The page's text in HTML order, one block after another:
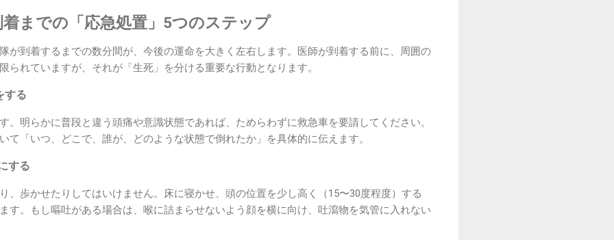
までの「応急処置」5つのステップ
が到着するまでの数分間が、今後の運命を大きく左右します。医師が到着する前に、周囲の
られていますが、それが「生死」を分ける重要な行動となります。
する
。明らかに普段と違う頭痛や意識状態であれば、ためらわずに救急車を要請してください。
て「いつ、どこで、誰が、どのような状態で倒れたか」を具体的に伝えます。
する
、歩かせたりしてはいけません。床に寝かせ、頭の位置を少し高く（15〜30度程度）する
す。もし嘔吐がある場合は、喉に詰まらせないよう顔を横に向け、吐瀉物を気管に入れない